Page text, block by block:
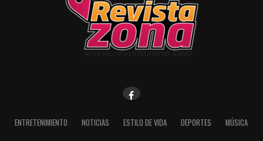
ENTRETENIMIENTO NOTICIAS ESTILO DE VIDA DEPORTES MÚSICA